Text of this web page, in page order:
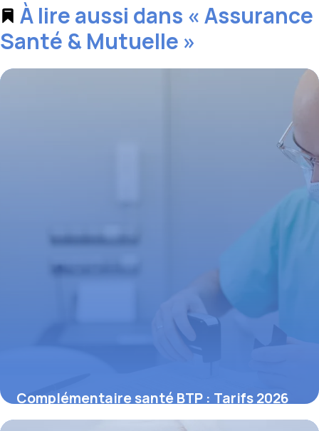
À lire aussi dans « Assurance
Santé & Mutuelle »
Complémentaire santé BTP : Tarifs 2026
17 mai 2026